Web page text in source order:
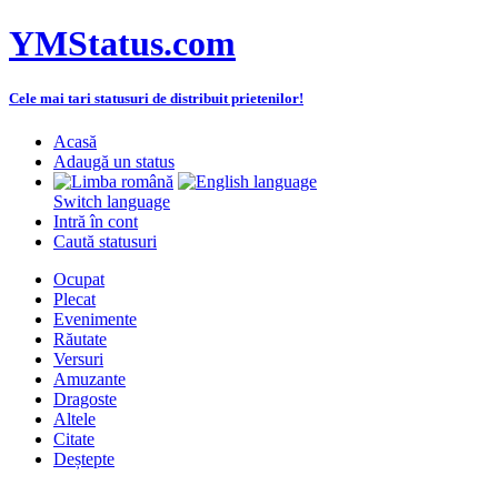
YMStatus.com
Cele mai tari statusuri de distribuit prietenilor!
Acasă
Adaugă un status
Switch language
Intră în cont
Caută statusuri
Ocupat
Plecat
Evenimente
Răutate
Versuri
Amuzante
Dragoste
Altele
Citate
Deștepte